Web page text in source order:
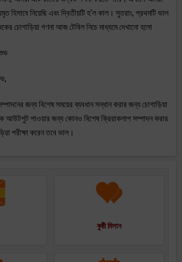
হিসাবে নিয়েছি এবং দ্বিতীয়টি হ'ল কাল। সুতরাং, প্রথমটি ভাল
চোগাড়িয়া গণনা আজ টেবিল নিচে মাধ্যমে দেখানো হলো
জন্য বিশেষ সময়ের ব্যবধান সন্ধান করার জন্য চোগাড়িয়া
আউটপুট পাওয়ার জন্য কোনও বিশেষ ক্রিয়াকলাপ সম্পাদন করার
পরীক্ষা করেন তবে ভাল।
কুষ্ঠী মিলান